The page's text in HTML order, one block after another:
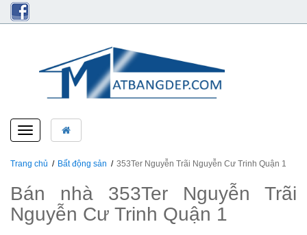
Toggle
navigation
Trang chủ Bất động sản 353Ter Nguyễn Trãi Nguyễn Cư Trinh Quận 1
Bán nhà 353Ter Nguyễn Trãi
Nguyễn Cư Trinh Quận 1